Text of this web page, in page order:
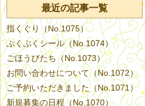
最近の記事一覧
指くぐり（No.1075）
ぷくぷくシール（No.1074）
ごほうびたち（No.1073）
お問い合わせについて（No.1072）
ご予約いただきました（No.1071）
新規募集の日程（No.1070）